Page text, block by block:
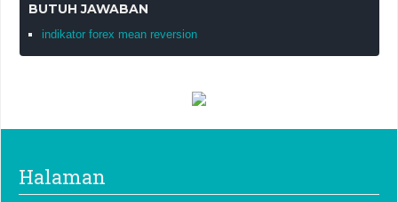
BUTUH JAWABAN
indikator forex mean reversion
Halaman